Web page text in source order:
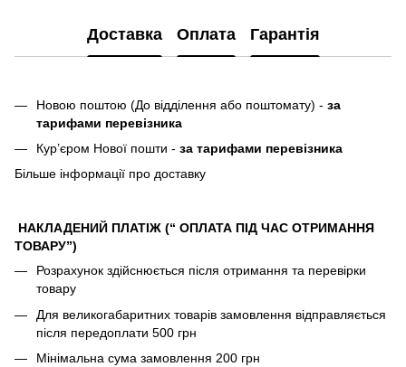
Доставка Оплата Гарантія
Новою поштою (До відділення або поштомату) - за
тарифами перевізника
Кур’єром Нової пошти - за тарифами перевізника
Більше інформації про доставку
НАКЛАДЕНИЙ ПЛАТІЖ (“ ОПЛАТА ПІД ЧАС ОТРИМАННЯ
ТОВАРУ”)
Розрахунок здійснюється після отримання та перевірки
товару
Для великогабаритних товарів замовлення відправляється
після передоплати 500 грн
Мінімальна сума замовлення 200 грн